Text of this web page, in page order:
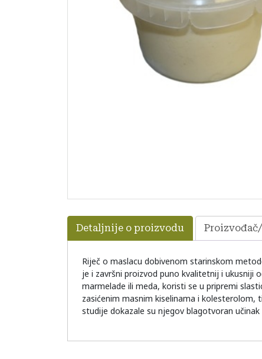
Detaljnije o proizvodu
Riječ o maslacu dobivenom starinskom
je i završni proizvod puno kvalitetnij i ukusniji
marmelade ili meda, koristi se u pripremi
zasićenim masnim kiselinama i
studije dokazale su njegov blagotvoran